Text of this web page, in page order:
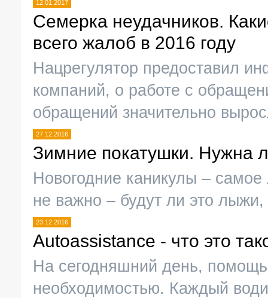
12.01.2017
Семерка неудачников.
всего жалоб в 2016 году
Нацрегулятор предоставил
компаний, о работе с
обращений значительно
27.12.2016
Зимние покатушки. Нужна
Новогодние каникулы –
не важно – будут ли это
23.12.2016
Autoassistance - что это
На сегодняшний день,
необходимостью. Каждый